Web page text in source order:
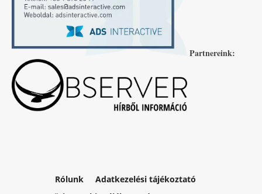
Partnereink:
Rólunk
Adatkezelési tájékoztató